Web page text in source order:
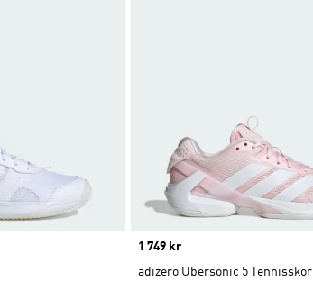
Price
1 749 kr
adizero Ubersonic 5 Tennisskor